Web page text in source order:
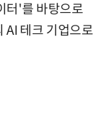
터'를 바탕으로
AI 테크 기업으로